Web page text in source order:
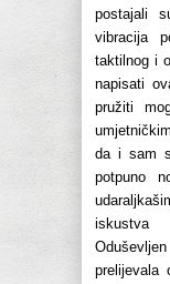
postajali
vibracija
taktilnog i
napisati
pružiti
da i sam
potpuno
iskustva
prelijevala